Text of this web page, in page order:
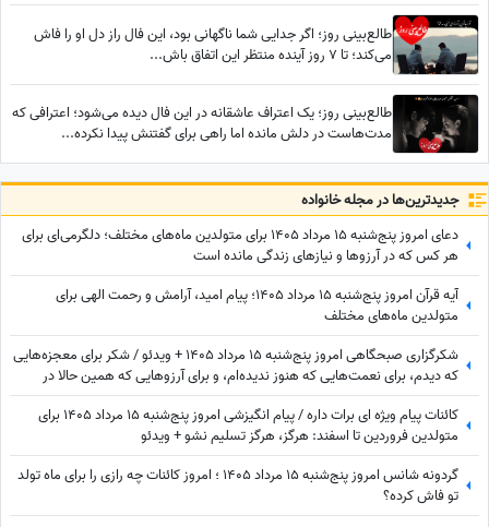
طالع‌بینی روز؛ اگر جدایی شما ناگهانی بود، این فال راز دل او را فاش
می‌کند؛ تا 7 روز آینده منتظر این اتفاق باش...
طالع‌بینی روز؛ یک اعتراف عاشقانه در این فال دیده می‌شود؛ اعترافی که
مدت‌هاست در دلش مانده اما راهی برای گفتنش پیدا نکرده...
جدید‌ترین‌ها در مجله خانواده
دعای امروز پنج‌شنبه 15 مرداد 1405 برای متولدین ماه‌های مختلف؛ دلگرمی‌ای برای
هر کس که در آرزوها و نیازهای زندگی مانده است
آیه قرآن امروز پنج‌شنبه 15 مرداد 1405؛ پیام امید، آرامش و رحمت الهی برای
متولدین ماه‌های مختلف
شکرگزاری صبحگاهی امروز پنج‌شنبه 15 مرداد 1405 + ویدئو / شکر برای معجزه‌هایی
که دیدم، برای نعمت‌هایی که هنوز ندیده‌ام، و برای آرزوهایی که همین حالا در
مسیر رسیدن به من هستند
کائنات پیام ویژه ای برات داره / پیام انگیزشی امروز پنج‌شنبه 15 مرداد 1405 برای
متولدین فروردین تا اسفند: هرگز، هرگز تسلیم نشو + ویدئو
گردونه شانس امروز پنج‌شنبه 15 مرداد 1405 ؛ امروز کائنات چه رازی را برای ماه تولد
تو فاش کرده؟